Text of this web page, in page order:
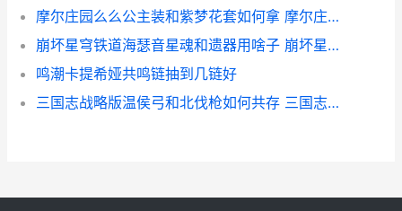
摩尔庄园么么公主装和紫梦花套如何拿 摩尔庄园么么公主生日
崩坏星穹铁道海瑟音星魂和遗器用啥子 崩坏星穹铁道海盗占领列车
鸣潮卡提希娅共鸣链抽到几链好
三国志战略版温侯弓和北伐枪如何共存 三国志战略版温侯吕布